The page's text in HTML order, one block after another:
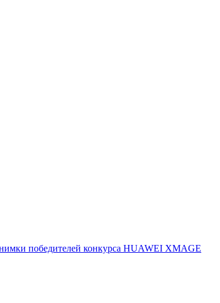
победителей конкурса HUAWEI XMAGE